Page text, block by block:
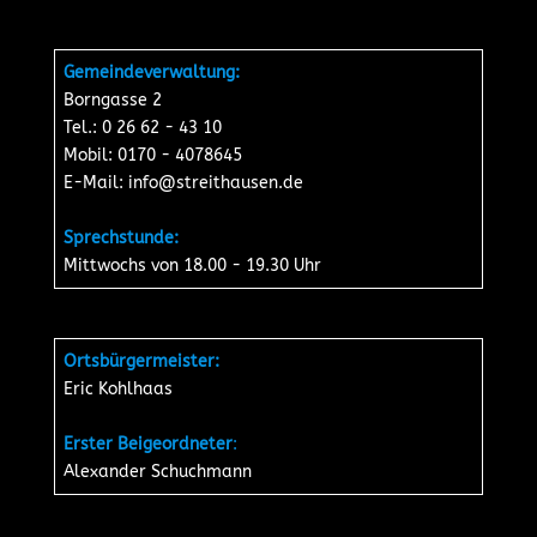
Gemeindeverwaltung:
Borngasse 2
Tel.: 0 26 62 - 43 10
Mobil: 0170 - 4078645
E-Mail: info@streithausen.de
Sprechstunde:
Mittwochs von 18.00 - 19.30 Uhr
Ortsbürgermeister:
Eric Kohlhaas
Erster Beigeordneter:
Alexander Schuchmann